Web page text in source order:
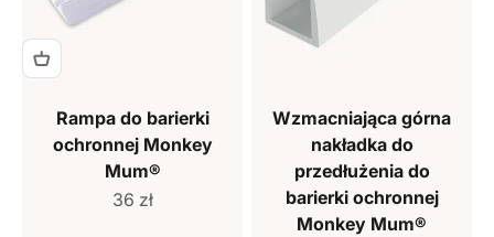
Rampa do barierki
ochronnej Monkey
Mum®
Cena sprzedaży
36 zł
Wzmacniająca górna
nakładka do
przedłużenia do
barierki ochronnej
Monkey Mum®